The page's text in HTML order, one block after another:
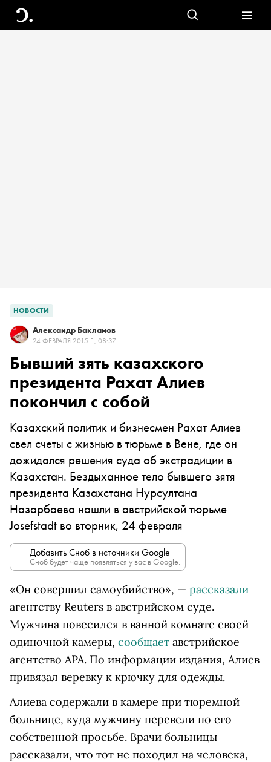
НОВОСТИ
Александр Бакланов
24 ФЕВРАЛЯ 2015 Г., 08:37
Бывший зять казахского
президента Рахат Алиев
покончил с собой
Казахский политик и бизнесмен Рахат Алиев
свел счеты с жизнью в тюрьме в Вене, где он
дожидался решения суда об экстрадиции в
Казахстан. Бездыханное тело бывшего зятя
президента Казахстана Нурсултана
Назарбаева нашли в австрийской тюрьме
Josefstadt во вторник, 24 февраля
Добавить Сноб в источники Google
Сноб будет чаще появляться у вас в Google.
«Он совершил самоубийство», — рассказали
агентству Reuters в австрийском суде.
Мужчина повесился в ванной комнате своей
одиночной камеры, сообщает австрийское
агентство APA. По информации издания, Алиев
привязал веревку к крючку для одежды.
Алиева содержали в камере при тюремной
больнице, куда мужчину перевели по его
собственной просьбе. Врачи больницы
рассказали, что тот не походил на человека,